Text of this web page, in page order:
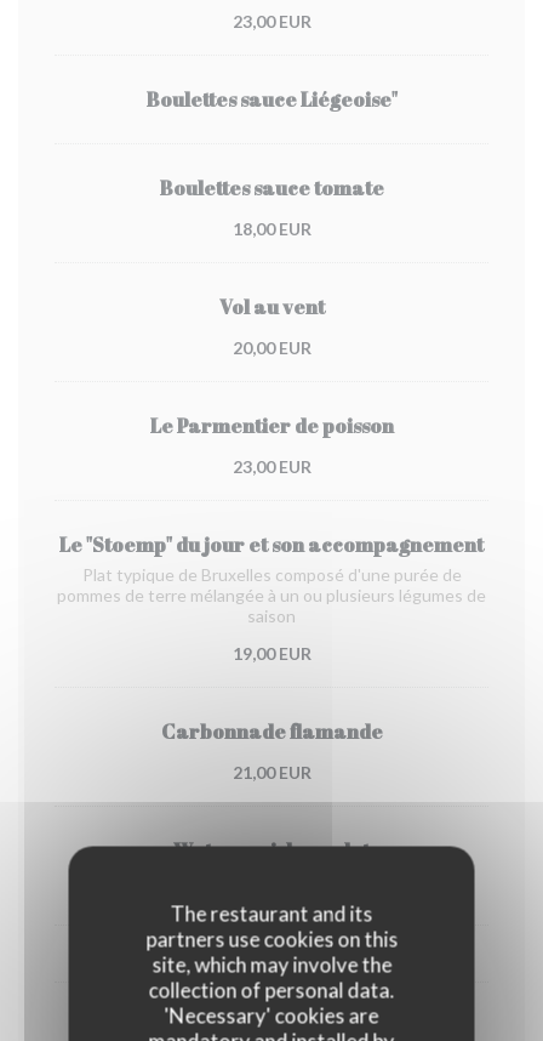
The restaurant and its
partners use cookies on this
site, which may involve the
collection of personal data.
'Necessary' cookies are
23,00 EUR
Boulettes sauce Liégeoise"
Boulettes sauce tomate
18,00 EUR
Vol au vent
20,00 EUR
Le Parmentier de poisson
23,00 EUR
Le "Stoemp" du jour et son accompagnement
Plat typique de Bruxelles composé d'une purée de
pommes de terre mélangée à un ou plusieurs légumes de
saison
19,00 EUR
Carbonnade flamande
21,00 EUR
Waterzooi de poulet
EN SAISON, DE FIN OCTOBRE À DÉBUT AVRIL
Chicons gratin